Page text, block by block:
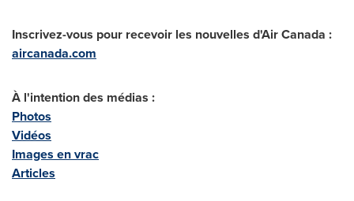
Inscrivez-vous pour recevoir les nouvelles d'Air Canada :
aircanada.com
À l'intention des médias :
Photos
Vidéos
Images en vrac
Articles